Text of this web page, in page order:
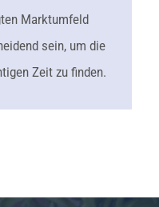
Marktumfeld
sein, um die
Zeit zu finden.